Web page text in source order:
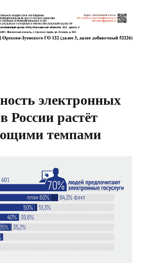
электронных
России растёт
темпами